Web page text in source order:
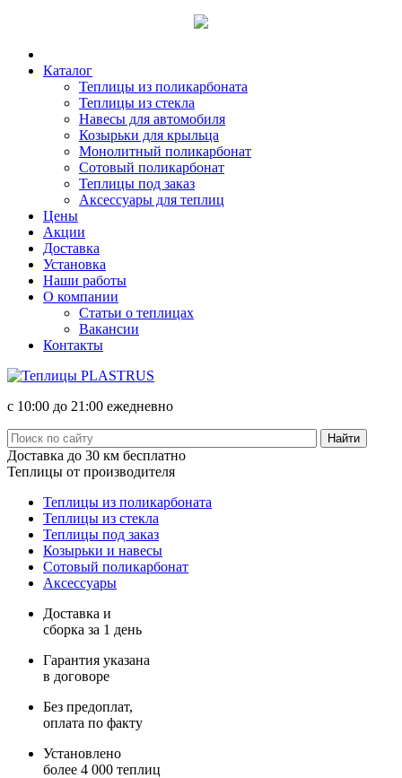
Каталог
Теплицы из поликарбоната
Теплицы из стекла
Навесы для автомобиля
Козырьки для крыльца
Монолитный поликарбонат
Сотовый поликарбонат
Теплицы под заказ
Аксессуары для теплиц
Цены
Акции
Доставка
Установка
Наши работы
О компании
Статьи о теплицах
Вакансии
Контакты
с 10:00 до 21:00 ежедневно
Доставка до 30 км бесплатно
Теплицы от производителя
Теплицы из поликарбоната
Теплицы из стекла
Теплицы под заказ
Козырьки и навесы
Сотовый поликарбонат
Аксессуары
Доставка и
сборка за 1 день
Гарантия указана
в договоре
Без предоплат,
оплата по факту
Установлено
более 4 000 теплиц